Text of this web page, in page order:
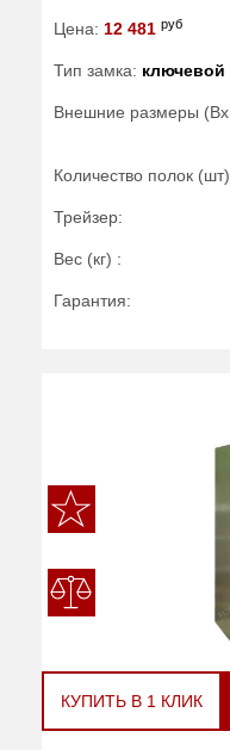
Цена: 12 481 руб
Тип замка:
Внешние размеры
Количество полок
Трейзер:
Вес (кг) :
Гарантия:
КУПИТЬ В 1 КЛИК